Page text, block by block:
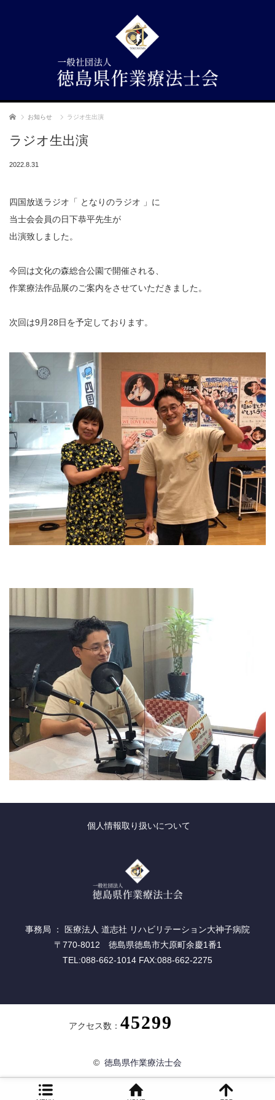
ホーム お知らせ ラジオ生出演
ラジオ生出演
2022.8.31
四国放送ラジオ「 となりのラジオ 」に
当士会会員の日下恭平先生が
出演致しました。
今回は文化の森総合公園で開催される、
作業療法作品展のご案内をさせていただきました。
次回は9月28日を予定しております。
個人情報取り扱いについて
事務局 ： 医療法人 道志社 リハビリテーション大神子病院
〒770-8012 徳島県徳島市大原町余慶1番1
TEL:088-662-1014 FAX:088-662-2275
アクセス数：
© 徳島県作業療法士会